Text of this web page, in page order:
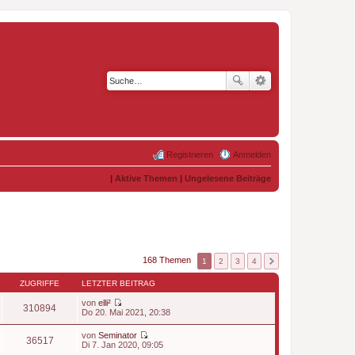
Anmelden
Registrieren
| Aktive Themen | Ungelesene Beiträge
168 Themen 1 2 3 4
ZUGRIFFE LETZTER BEITRAG
310894 von elli²
N
e
s
Do 20. Mai 2021, 20:38
36517 von Seminator
N
Di 7. Jan 2020, 09:05